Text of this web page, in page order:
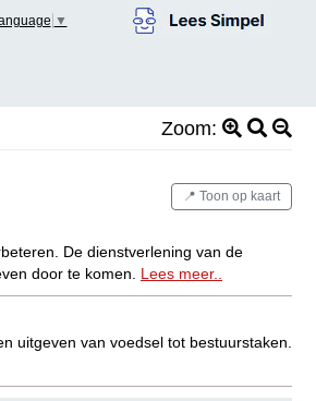
▼
Zoom:
📍 Toon op kaart
De dienstverlening van de
door te komen. Lees meer..
uitgeven van voedsel tot bestuurstaken.